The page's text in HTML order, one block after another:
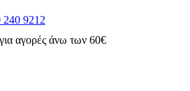
240 9212
αγορές άνω των 60€